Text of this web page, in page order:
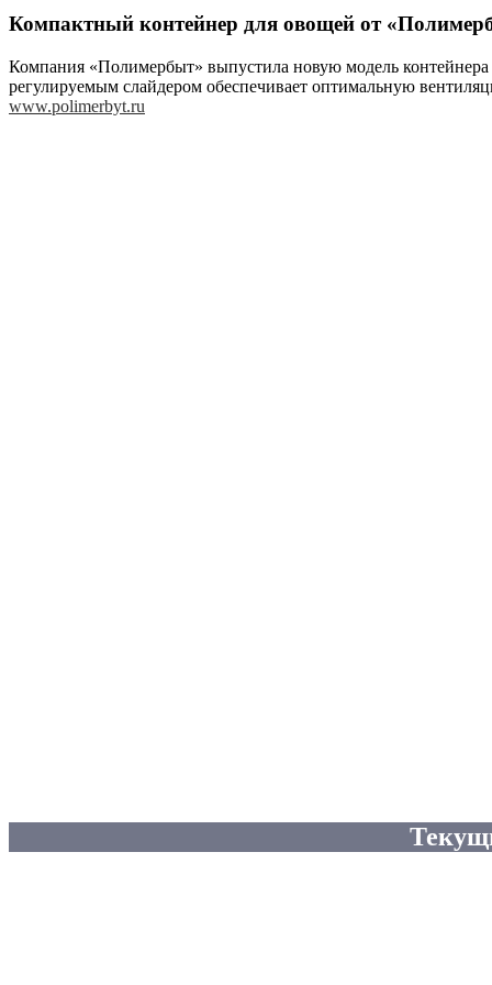
Компактный контейнер для овощей от
Компания «Полимербыт» выпустила новую модель
регулируемым слайдером обеспечивает оптимальную
www.polimerbyt.ru